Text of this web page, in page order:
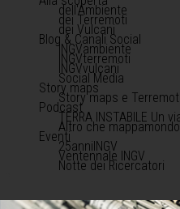
dell'Ambiente
dei Terremoti
dei Vulcani
Blog & Canali Social
INGVambiente
INGVterremoti
INGVvulcani
Social Media
Story maps
Story maps e Terremoti
Podcast
TERRA INSTABILE Un
Altro che mappamondo
Eventi
25anniINGV
Ventennale INGV
Notte dei Ricercatori